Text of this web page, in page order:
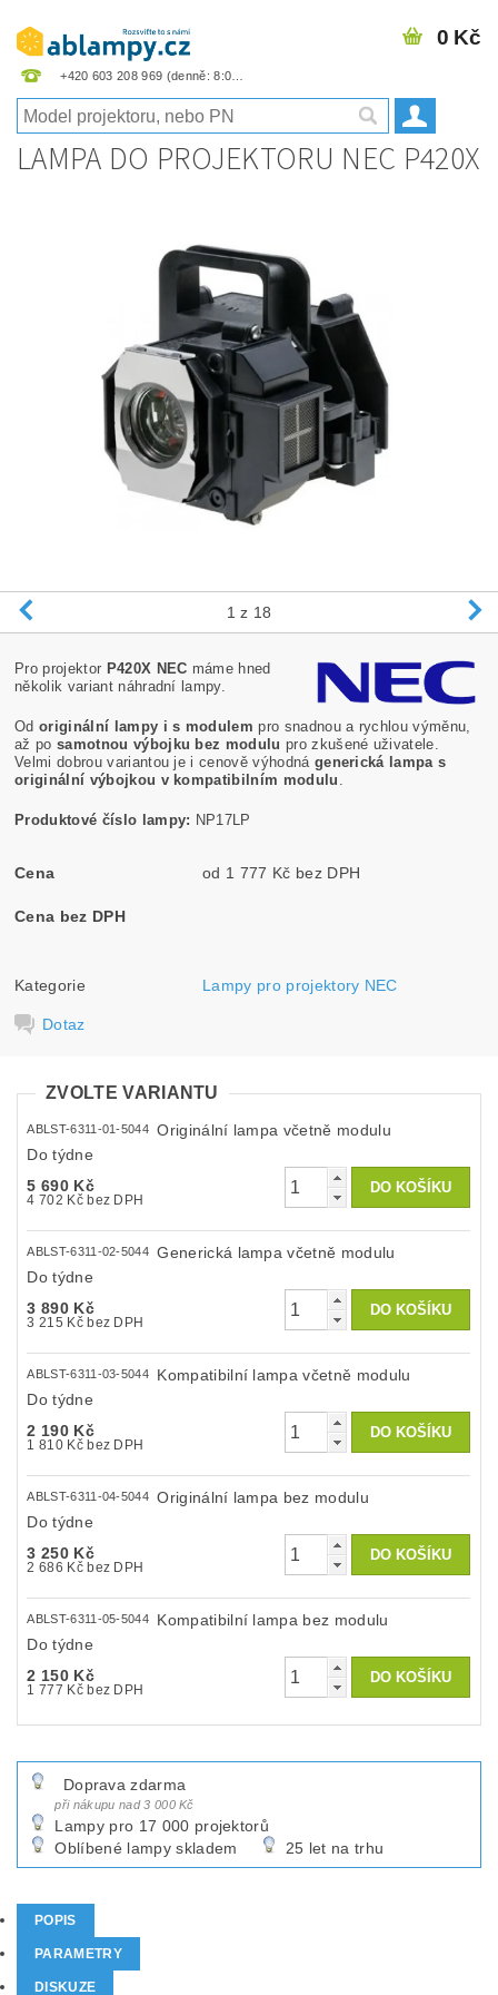
+420 603 208 969
0 Kč
LAMPA DO PROJEKTORU NEC P420X
1 z 18
Pro projektor P420X NEC máme hned
několik variant náhradní lampy.
Odoriginální lampy i s modulem pro snadnou a rychlou výměnu,
až posamotnou výbojku bez modulu pro zkušené uživatele.
Velmi dobrou variantou je i cenově výhodná generická lampa s
originální výbojkou v kompatibilním modulu
Produktové číslo lampy: NP17LP
Cena od 1 777 Kč bez DPH
Cena bez DPH
Kategorie Lampy pro projektory NEC
Dotaz
ZVOLTE VARIANTU
ABLST-6311-01-5044
Originální lampa včetně modulu
Do týdne
5 690 Kč
4 702 Kč bez DPH
ABLST-6311-02-5044
Generická lampa včetně modulu
Do týdne
3 890 Kč
3 215 Kč bez DPH
ABLST-6311-03-5044
Kompatibilní lampa včetně modulu
Do týdne
2 190 Kč
1 810 Kč bez DPH
ABLST-6311-04-5044
Originální lampa bez modulu
Do týdne
3 250 Kč
2 686 Kč bez DPH
ABLST-6311-05-5044
Kompatibilní lampa bez modulu
Do týdne
2 150 Kč
1 777 Kč bez DPH
Doprava zdarma
při nákupu nad 3 000 Kč
Lampy pro 17 000 projektorů
Oblíbené lampy skladem
25 let na trhu
POPIS
PARAMETRY
DISKUZE